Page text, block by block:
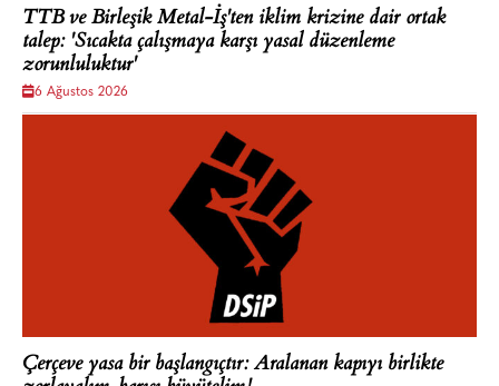
TTB ve Birleşik Metal-İş'ten iklim krizine dair ortak
talep: 'Sıcakta çalışmaya karşı yasal düzenleme
zorunluluktur'
6 Ağustos 2026
Çerçeve yasa bir başlangıçtır: Aralanan kapıyı birlikte